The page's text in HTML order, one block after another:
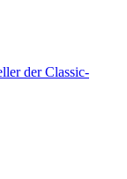
der Classic-